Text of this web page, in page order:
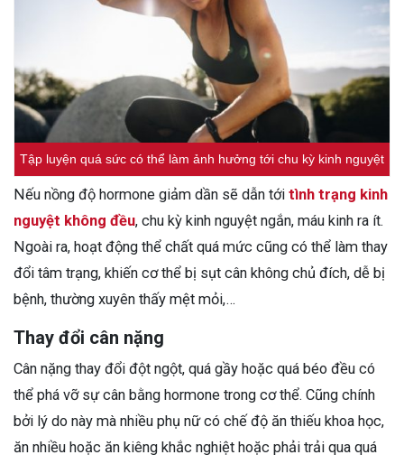
Tập luyện quá sức có thể làm ảnh hưởng tới chu kỳ kinh nguyệt
Nếu nồng độ hormone giảm dần sẽ dẫn tới tình trạng kinh
nguyệt không đều, chu kỳ kinh nguyệt ngắn, máu kinh ra ít.
Ngoài ra, hoạt động thể chất quá mức cũng có thể làm thay
đổi tâm trạng, khiến cơ thể bị sụt cân không chủ đích, dễ bị
bệnh, thường xuyên thấy mệt mỏi,…
Thay đổi cân nặng
Cân nặng thay đổi đột ngột, quá gầy hoặc quá béo đều có
thể phá vỡ sự cân bằng hormone trong cơ thể. Cũng chính
bởi lý do này mà nhiều phụ nữ có chế độ ăn thiếu khoa học,
ăn nhiều hoặc ăn kiêng khắc nghiệt hoặc phải trải qua quá